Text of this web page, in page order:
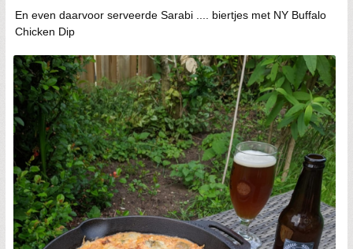
En even daarvoor serveerde Sarabi .... biertjes met NY Buffalo
Chicken Dip